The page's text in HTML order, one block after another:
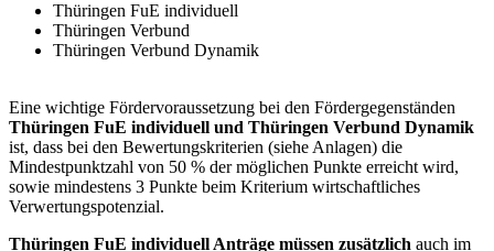
Thüringen FuE individuell
Thüringen Verbund
Thüringen Verbund Dynamik
Eine wichtige Fördervoraussetzung bei den Fördergegenständen
Thüringen FuE individuell und Thüringen Verbund Dynamik
ist, dass bei den Bewertungskriterien (siehe Anlagen) die
Mindestpunktzahl von 50 % der möglichen Punkte erreicht wird,
sowie mindestens 3 Punkte beim Kriterium wirtschaftliches
Verwertungspotenzial.
Thüringen FuE individuell Anträge müssen zusätzlich auch im